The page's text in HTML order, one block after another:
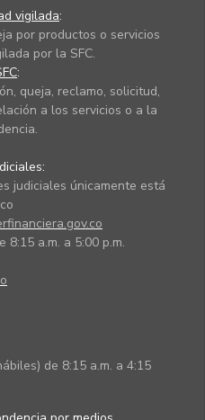
vigilada:
por productos o servicios
por la SFC.
:
queja, reclamo, solicitud,
a los servicios o a la
judiciales únicamente está
a.m. a 5:00 p.m.
de 8:15 a.m. a 4:15